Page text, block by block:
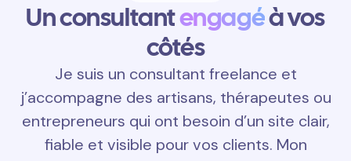
Un consultantengagéà vos
côtés
Je suis un consultant freelance et
j’accompagne des artisans, thérapeutes ou
entrepreneurs qui ont besoin d’un site clair,
fiable et visible pour vos clients. Mon